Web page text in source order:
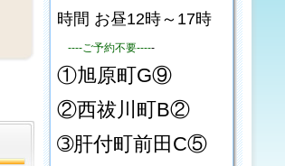
時間 お昼12時～17時
----ご予約不要-----
①旭原町G⑨
②西祓川町B②
➂肝付町前田C⑤